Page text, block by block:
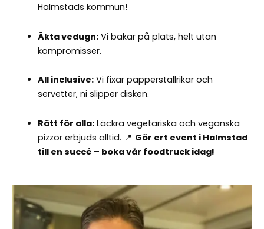
Halmstads kommun!
Äkta vedugn:Vi bakar på plats, helt utan
kompromisser.
All inclusive:Vi fixar papperstallrikar och
servetter, ni slipper disken.
Rätt för alla:Läckra vegetariska och veganska
pizzor erbjuds alltid. 📍 Gör ert event i Halmstad
till en succé – boka vår foodtruck idag!